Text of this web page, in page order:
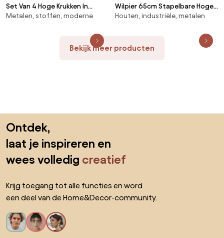
Set Van 4 Hoge Krukken In
Fluweel Kana Design Bruin -
Metalen, stoffen, moderne
Wilpier 65cm Stapelbare Hoge
Kruk In Ijzer En Hout Zwart &
Houten, industriële, metalen
Bekijk meer producten
Ontdek,
laat je inspireren en
wees volledig creatief
Krijg toegang tot alle functies en word
een deel van de Home&Decor-community.